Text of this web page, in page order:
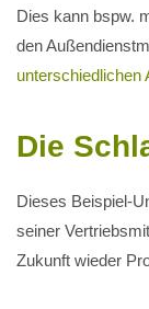
Dies kann bspw.
den
unterschiedlichen
Die
Dieses Beispiel-
seiner
Zukunft wieder